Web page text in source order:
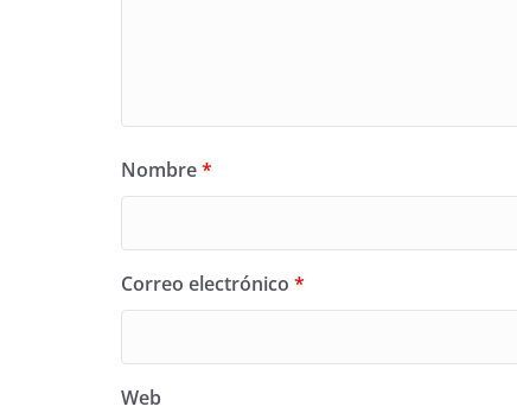
Nombre*
Correo electrónico *
Web